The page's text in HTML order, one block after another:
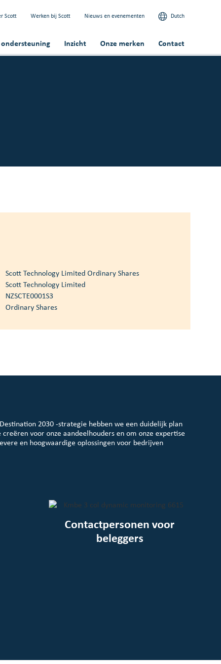
Scott Werken bij Scott Nieuws en evenementen Dutch
ondersteuning Inzicht Onze merken Contact
Scott Technology Limited Ordinary Shares
Scott Technology Limited
NZSCTE0001S3
Ordinary Shares
2030 -strategie hebben we een duidelijk plan
voor onze aandeelhouders en om onze expertise
en hoogwaardige oplossingen voor bedrijven
Contactpersonen voor
beleggers